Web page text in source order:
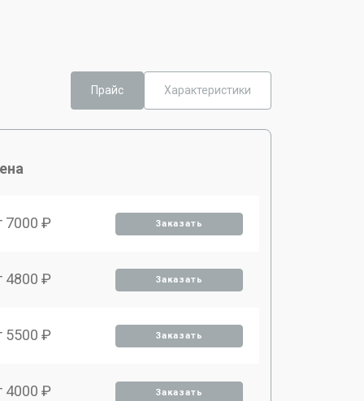
Прайс Характеристики
7000 ₽ Заказать
4800 ₽ Заказать
5500 ₽ Заказать
4000 ₽ Заказать